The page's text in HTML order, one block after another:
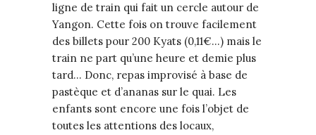
ligne de train qui fait un cercle autour de
Yangon. Cette fois on trouve facilement
des billets pour 200 Kyats (0,11€…) mais le
train ne part qu’une heure et demie plus
tard… Donc, repas improvisé à base de
pastèque et d’ananas sur le quai. Les
enfants sont encore une fois l’objet de
toutes les attentions des locaux,